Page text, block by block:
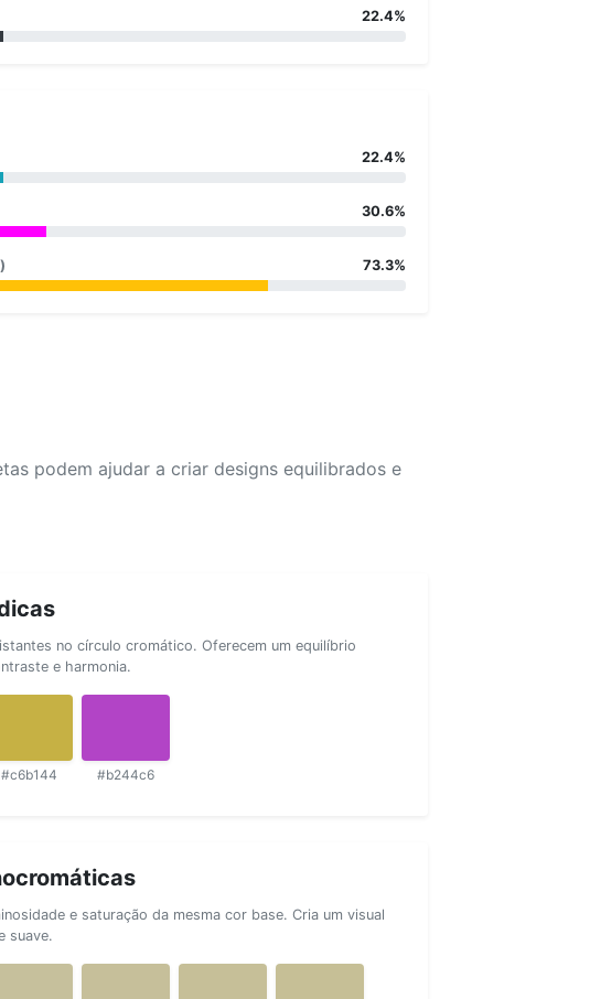
22.4%
22.4%
30.6%
73.3%
podem ajudar a criar designs equilibrados e
no círculo cromático. Oferecem um equilíbrio
e harmonia.
#c6b144 #b244c6
e saturação da mesma cor base. Cria um visual
suave.